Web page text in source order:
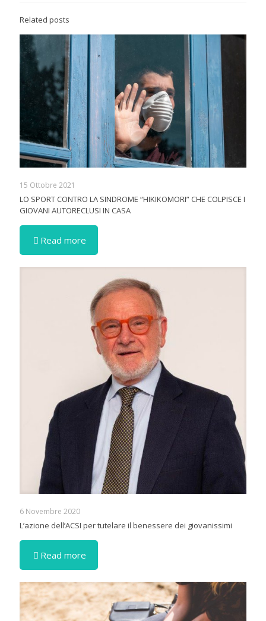
Related posts
15 Ottobre 2021
LO SPORT CONTRO LA SINDROME “HIKIKOMORI” CHE COLPISCE I
GIOVANI AUTORECLUSI IN CASA
Read more
6 Novembre 2020
L’azione dell’ACSI per tutelare il benessere dei giovanissimi
Read more